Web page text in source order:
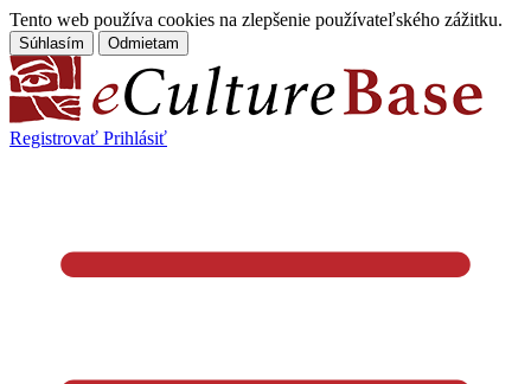
Tento web používa cookies na zlepšenie používateľského zážitku.
Súhlasím Odmietam
Registrovať Prihlásiť